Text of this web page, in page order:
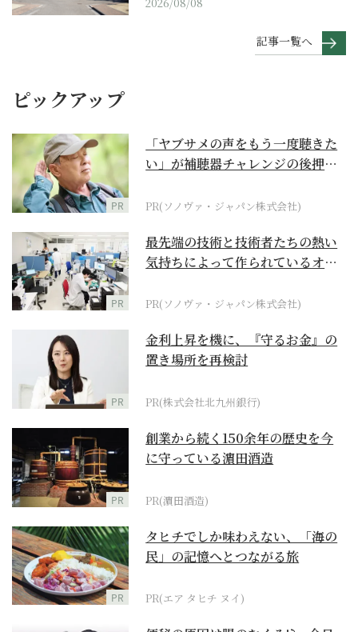
記事一覧へ
ピックアップ
PR
「ヤブサメの声をもう一度聴きた
い」が補聴器チャレンジの後押し
PR(ソノヴァ・ジャパン株式会社)
PR
最先端の技術と技術者たちの熱い
気持ちによって作られているオー
PR(ソノヴァ・ジャパン株式会社)
PR
金利上昇を機に、『守るお金』の
置き場所を再検討
PR(株式会社北九州銀行)
PR
創業から続く150余年の歴史を今
に守っている濵田酒造
PR(濵田酒造)
PR
タヒチでしか味わえない、「海の
民」の記憶へとつながる旅
PR(エア タヒチ ヌイ)